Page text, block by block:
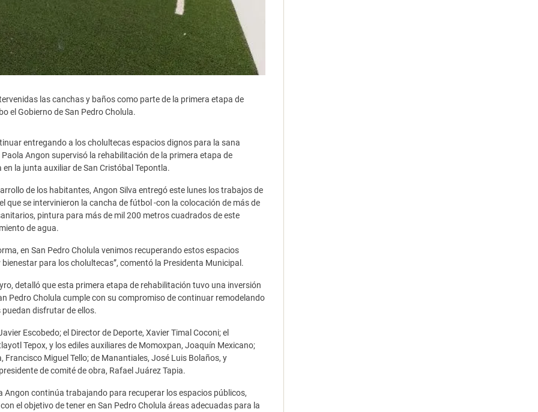
las canchas y baños como parte de la primera etapa de
el Gobierno de San Pedro Cholula.
entregando a los cholultecas espacios dignos para la sana
Angon supervisó la rehabilitación de la primera etapa de
la junta auxiliar de San Cristóbal Tepontla.
de los habitantes, Angon Silva entregó este lunes los trabajos de
que se intervinieron la cancha de fútbol -con la colocación de más de
pintura para más de mil 200 metros cuadrados de este
de agua.
en San Pedro Cholula venimos recuperando estos espacios
para los cholultecas”, comentó la Presidenta Municipal.
detalló que esta primera etapa de rehabilitación tuvo una inversión
Pedro Cholula cumple con su compromiso de continuar remodelando
disfrutar de ellos.
Escobedo; el Director de Deporte, Xavier Timal Coconi; el
Tepox, y los ediles auxiliares de Momoxpan, Joaquín Mexicano;
Francisco Miguel Tello; de Manantiales, José Luis Bolaños, y
de comité de obra, Rafael Juárez Tapia.
Angon continúa trabajando para recuperar los espacios públicos,
el objetivo de tener en San Pedro Cholula áreas adecuadas para la